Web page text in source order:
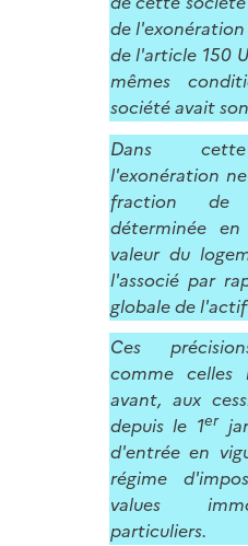
de l'exonération
de l'article 150
mêmes
société avait
Dans
l'exonération
fraction de
déterminée
valeur du
l'associé par
globale de
Ces
comme celles
avant, aux
depuis le 1er
d'entrée en
régime
values
particuliers.